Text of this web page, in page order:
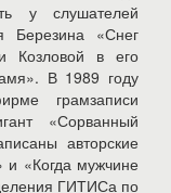
у слушателей
Березина «Снег
Козловой в его
В 1989 году
грамзаписи
«Сорванный
авторские
и «Когда мужчине
ГИТИСа по